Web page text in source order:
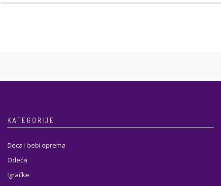
KATEGORIJE
Deca i bebi oprema
Odeća
Igračke